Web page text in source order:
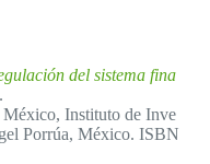
del sistema fina
Instituto de Inve
Porrúa, México. ISBN